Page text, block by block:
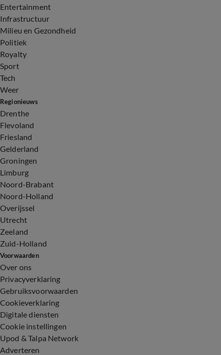
Entertainment
Infrastructuur
Milieu en Gezondheid
Politiek
Royalty
Sport
Tech
Weer
Regionieuws
Drenthe
Flevoland
Friesland
Gelderland
Groningen
Limburg
Noord-Brabant
Noord-Holland
Overijssel
Utrecht
Zeeland
Zuid-Holland
Voorwaarden
Over ons
Privacyverklaring
Gebruiksvoorwaarden
Cookieverklaring
Digitale diensten
Cookie instellingen
Upod & Talpa Network
Adverteren